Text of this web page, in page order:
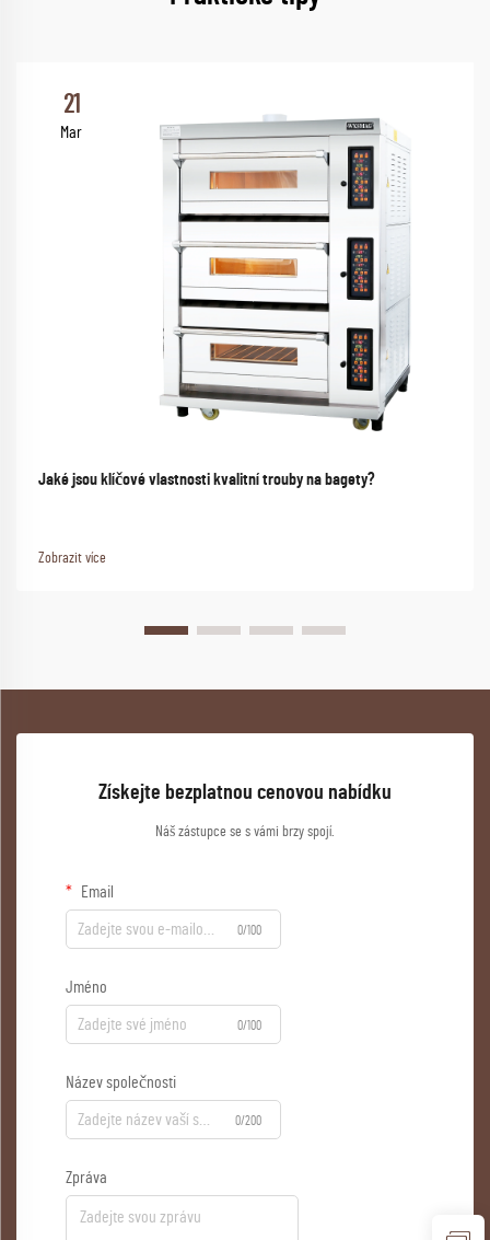
21
Mar
Jaké jsou klíčové vlastnosti kvalitní trouby na bagety?
Zobrazit více
Získejte bezplatnou cenovou nabídku
Náš zástupce se s vámi brzy spojí.
Email
0/100
Jméno
0/100
Název společnosti
0/200
Zpráva